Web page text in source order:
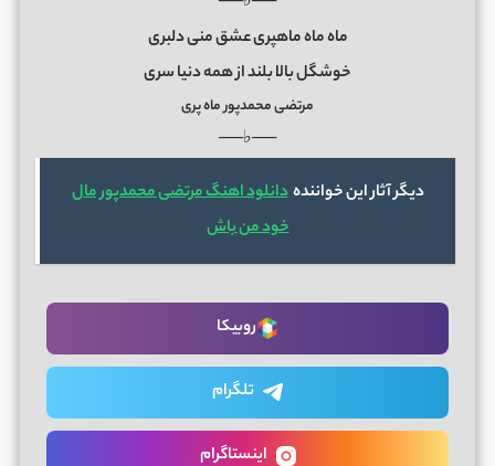
ماه ماه ماهپری عشق منی دلبری
خوشگل بالا بلند از همه دنیا سری
مرتضی محمدپور ماه پری
──♭──
دیگر آثار این خوانندهدانلود اهنگ مرتضی محمدپور مال
خود من باش
روبیکا
تلگرام
اینستاگرام